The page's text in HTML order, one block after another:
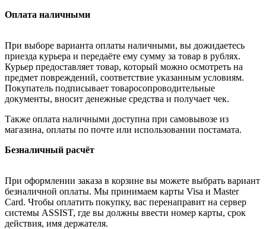
Оплата наличными
При выборе варианта оплаты наличными, вы дожидаетесь
приезда курьера и передаёте ему сумму за товар в рублях.
Курьер предоставляет товар, который можно осмотреть на
предмет повреждений, соответствие указанным условиям.
Покупатель подписывает товаросопроводительные
документы, вносит денежные средства и получает чек.
Также оплата наличными доступна при самовывозе из
магазина, оплаты по почте или использовании постамата.
Безналичный расчёт
При оформлении заказа в корзине вы можете выбрать вариант
безналичной оплаты. Мы принимаем карты Visa и Master
Card. Чтобы оплатить покупку, вас перенаправит на сервер
системы ASSIST, где вы должны ввести номер карты, срок
действия, имя держателя.